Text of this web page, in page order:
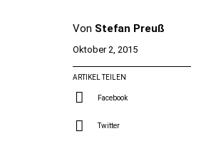
Von Stefan Preuß
Oktober 2, 2015
ARTIKEL TEILEN
Facebook
Twitter